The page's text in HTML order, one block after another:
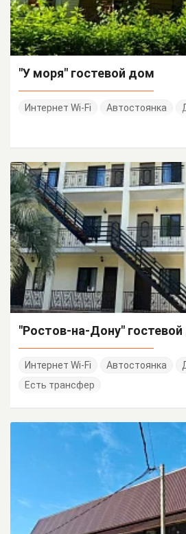
"У моря" гостевой дом
Интернет Wi-Fi Автостоянка
"Ростов-на-Дону"
Интернет Wi-Fi Автостоянка
Есть трансфер